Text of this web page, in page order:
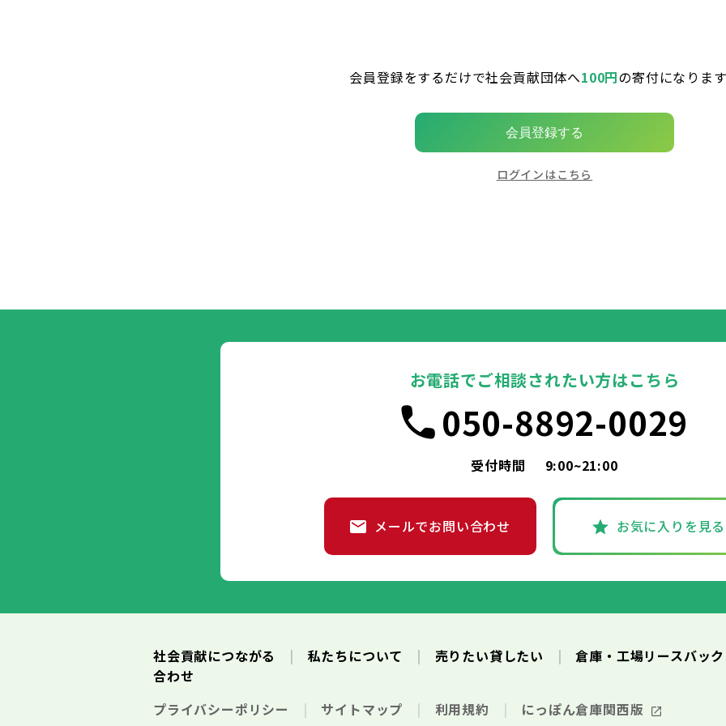
会員登録をするだけで社会貢献団体へ100円の寄付になりま
会員登録する
ログインはこちら
お電話でご相談されたい方はこちら
050-8892-0029
受付時間 9:00~21:00
メールでお問い合わせ お気に入りを見る
社会貢献につながる 私たちについて 売りたい貸したい
倉庫・工場リースバッ
合わせ
プライバシーポリシー
サイトマップ 利用規約 にっぽん倉庫関西版